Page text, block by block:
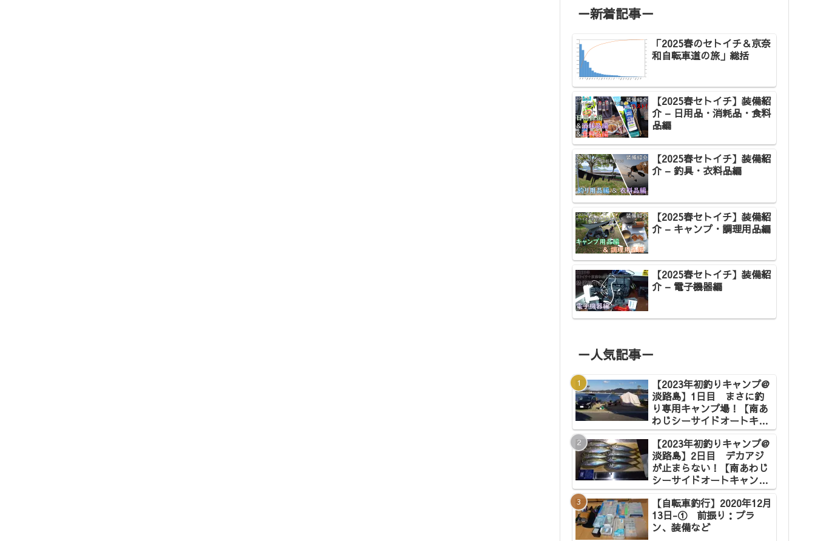
－新着記事－
「2025春のセトイチ＆京奈
和自転車道の旅」総括
【2025春セトイチ】装備紹
介 – 日用品・消耗品・食料
品編
【2025春セトイチ】装備紹
介 – 釣具・衣料品編
【2025春セトイチ】装備紹
介 – キャンプ・調理用品編
【2025春セトイチ】装備紹
介 – 電子機器編
－人気記事－
【2023年初釣りキャンプ@
淡路島】1日目 まさに釣
り専用キャンプ場！【南あ
わじシーサイドオートキャ
ンプ場】
【2023年初釣りキャンプ@
淡路島】2日目 デカアジ
が止まらない！【南あわじ
シーサイドオートキャンプ
場】
【自転車釣行】2020年12月
13日-① 前振り：プラ
ン、装備など